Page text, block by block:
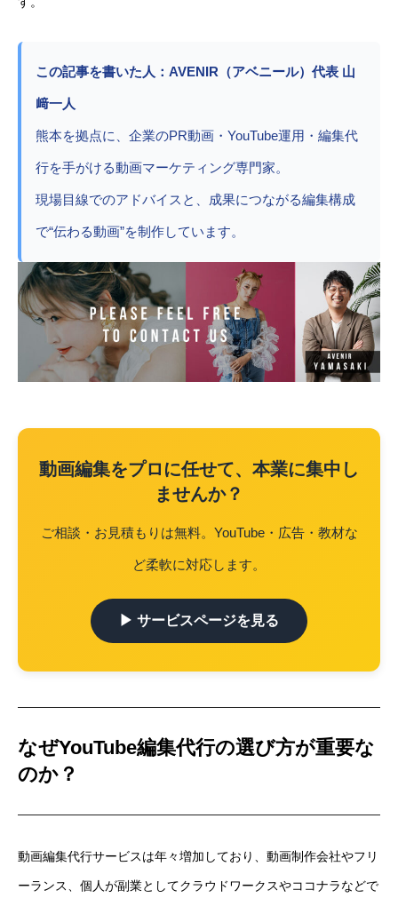
この記事を書いた人：AVENIR（アベニール）代表 山
﨑一人
熊本を拠点に、企業のPR動画・YouTube運用・編集代
行を手がける動画マーケティング専門家。
現場目線でのアドバイスと、成果につながる編集構成
で“伝わる動画”を制作しています。
動画編集をプロに任せて、本業に集中し
ませんか？
ご相談・お見積もりは無料。YouTube・広告・教材な
ど柔軟に対応します。
▶ サービスページを見る
なぜYouTube編集代行の選び方が重要な
のか？
動画編集代行サービスは年々増加しており、動画制作会社やフリ
ーランス、個人が副業としてクラウドワークスやココナラなどで